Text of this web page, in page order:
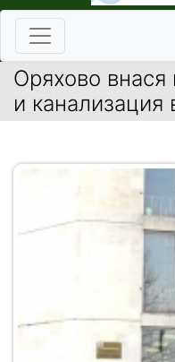
Оряхово
и канализация